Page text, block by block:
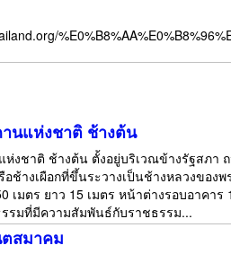
แห่งชาติ ช้างต้น
ชาติ ช้างต้น ตั้งอยู่บริเวณข้างรัฐสภา ถ
ช้างเผือกที่ขึ้นระวางเป็นช้างหลวงของ
เมตร ยาว 15 เมตร หน้าต่างรอบอาค
รมที่มีความสัมพันธ์กับราชธรรม...
สมาคม